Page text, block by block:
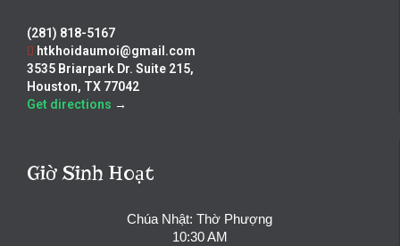
(281) 818-5167
htkhoidaumoi@gmail.com
3535 Briarpark Dr. Suite 215,
Houston, TX 77042
Get directions →
Giờ Sinh Hoạt
Chúa Nhật: Thờ Phượng
10:30 AM